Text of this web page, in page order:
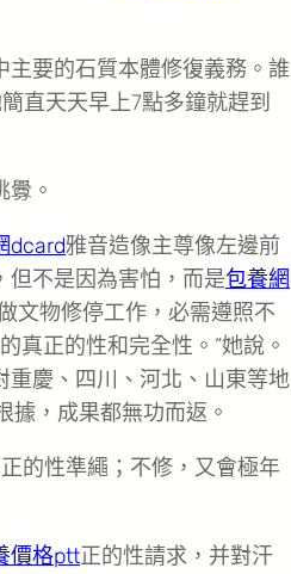
主要的石質本體修復義務。誰
直天天早上7點多鐘就趕到
。
dcard雅音造像主尊像左邊前
但不是因為害怕，而是包養網
文物修停工作，必需遵照不
真正的性和完全性。”她說。
慶、四川、河北、山東等地
，成果都無功而返。
的性準繩；不修，又會極年
價格ptt正的性請求，并對汗